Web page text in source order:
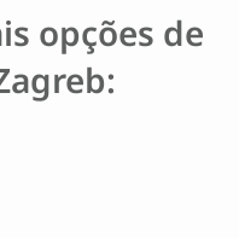
opções de